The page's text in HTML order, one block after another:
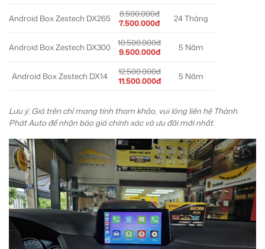
Android Box Zestech DX265
8.500.000đ
7.500.000đ
24 Tháng
Android Box Zestech DX300
10.500.000đ
9.500.000đ
5 Năm
Android Box Zestech DX14
12.500.000đ
11.500.000đ
5 Năm
Lưu ý: Giá trên chỉ mang tính tham khảo, vui lòng liên hệ Thành
Phát Auto để nhận báo giá chính xác và ưu đãi mới nhất.